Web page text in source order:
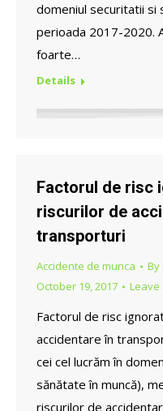
domeniul securitatii si
perioada 2017-2020.
foarte…
Details
Factorul de risc
riscurilor de
transporturi
Accidente de munca By
October 19, 2017
Leave
Factorul de risc
accidentare în
cei cel lucrăm în
sănătate în muncă),
riscurilor de